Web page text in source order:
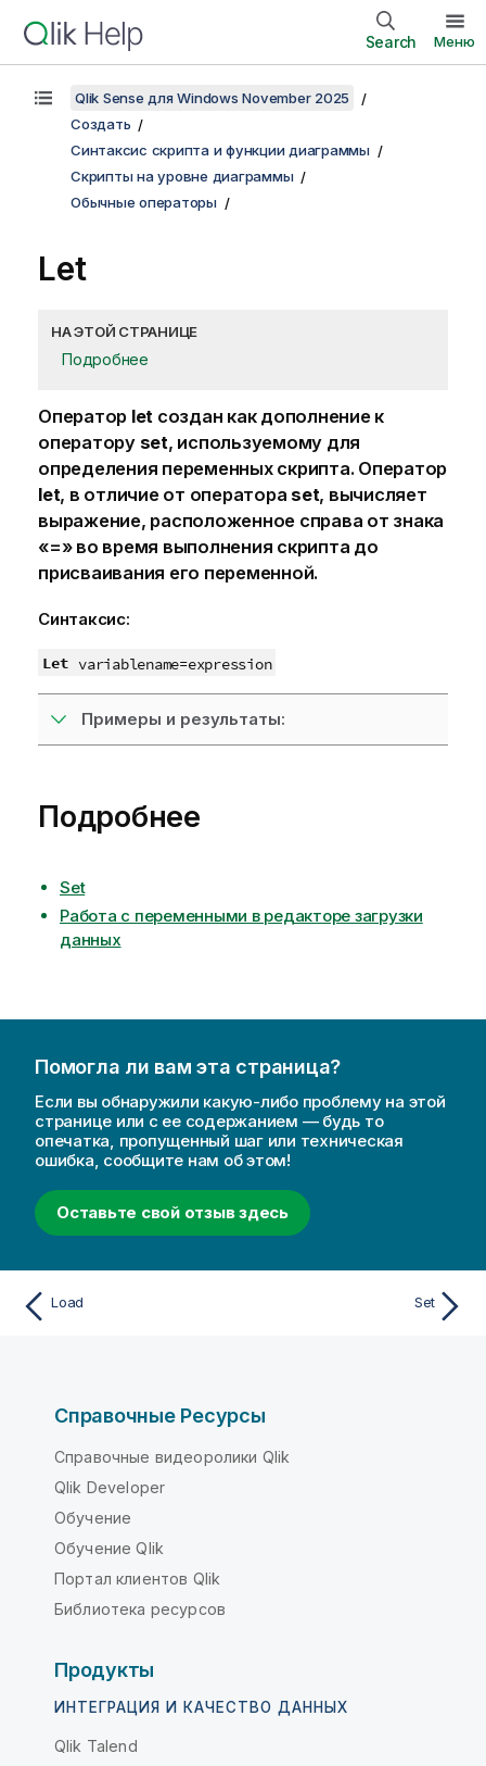
Search Меню
Qlik Sense для Windows November 2025
Создать
Синтаксис скрипта и функции диаграммы
Скрипты на уровне диаграммы
Обычные операторы
Let
НА ЭТОЙ СТРАНИЦЕ
Подробнее
Оператор let создан как дополнение к
оператору set, используемому для
определения переменных скрипта. Оператор
let, в отличие от оператора set, вычисляет
выражение, расположенное справа от знака
«=» во время выполнения скрипта до
присваивания его переменной.
Синтаксис:
Let variablename=expression
Примеры и результаты:
Подробнее
Set
Работа с переменными в редакторе загрузки
данных
Помогла ли вам эта страница?
Если вы обнаружили какую-либо проблему на этой
странице или с ее содержанием — будь то
опечатка, пропущенный шаг или техническая
ошибка, сообщите нам об этом!
Оставьте свой отзыв здесь
Load Set
Справочные Ресурсы
Справочные видеоролики Qlik
Qlik Developer
Обучение
Обучение Qlik
Портал клиентов Qlik
Библиотека ресурсов
Продукты
ИНТЕГРАЦИЯ И КАЧЕСТВО ДАННЫХ
Qlik Talend